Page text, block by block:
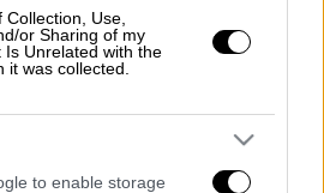
Use,
or Sharing of my
Is Unrelated with the
it was collected.
to enable storage
άμεσα με δική σας ευθύνη. Το
τα προσβλητικά σχόλια θα